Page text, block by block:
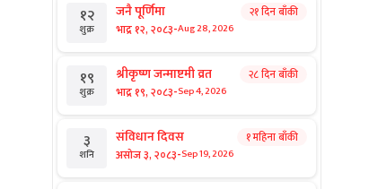
१२
शुक्र
जनै पूर्णिमा
भाद्र १२, २०८३-Aug 28, 2026
२१ दिन बाँकी
१९
शुक्र
श्रीकृष्ण जन्माष्टमी व्रत
भाद्र १९, २०८३-Sep 4, 2026
२८ दिन बाँकी
३
शनि
संविधान दिवस
असोज ३, २०८३-Sep 19, 2026
१ महिना बाँकी